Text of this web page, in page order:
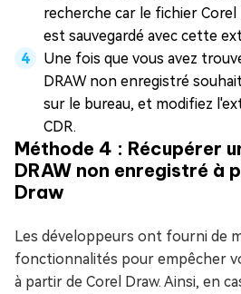
recherche car le fichier
est sauvegardé avec cette
Une fois que vous avez
DRAW non enregistré
sur le bureau, et modifiez
CDR.
Méthode 4 : Récupérer
DRAW non enregistré à
Draw
Les développeurs ont fourni de
fonctionnalités pour empêcher
à partir de Corel Draw. Ainsi, en